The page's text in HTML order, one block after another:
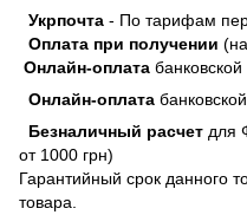
Укрпочта - По тарифам
Оплата при получении
Онлайн-оплата банковской
Онлайн-оплата
Безналичный расчет для
от 1000 грн)
Гарантийный срок данного
товара.